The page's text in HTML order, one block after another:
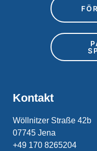
Kontakt
Wöllnitzer Straße 42b
07745 Jena
+49 170 8265204